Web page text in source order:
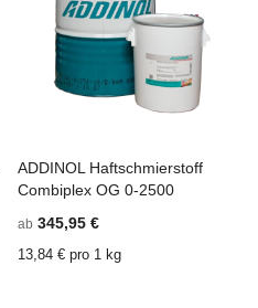
ZU
HINZUFÜGEN
VERGLEICHSLISTE
HINZUFÜGEN
In den Einkaufswagen
ADDINOL Haftschmierstoff
Combiplex OG 0-2500
ab 345,95 €
13,84 € pro 1 kg